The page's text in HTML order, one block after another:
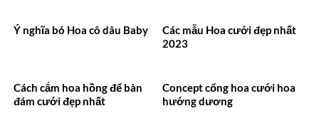
Ý nghĩa bó Hoa cô dâu Baby
Các mẫu Hoa cưới đẹp nhất
2023
Cách cắm hoa hồng để bàn
đám cưới đẹp nhất
Concept cổng hoa cưới hoa
hướng dương